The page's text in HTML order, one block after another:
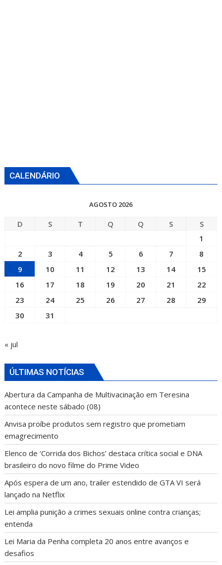
CALENDÁRIO
AGOSTO 2026
D S T Q Q S
S
1
2
3 4 5 6 7
8
9
10 11 12 13 14
15
16
17 18 19 20 21
22
23
24 25 26 27 28
29
30
31
« jul
ÚLTIMAS NOTÍCIAS
Abertura da Campanha de Multivacinação em Teresina
acontece neste sábado (08)
Anvisa proíbe produtos sem registro que prometiam
emagrecimento
Elenco de ‘Corrida dos Bichos’ destaca crítica social e DNA
brasileiro do novo filme do Prime Video
Após espera de um ano, trailer estendido de GTA VI será
lançado na Netflix
Lei amplia punição a crimes sexuais online contra crianças;
entenda
Lei Maria da Penha completa 20 anos entre avanços e
desafios